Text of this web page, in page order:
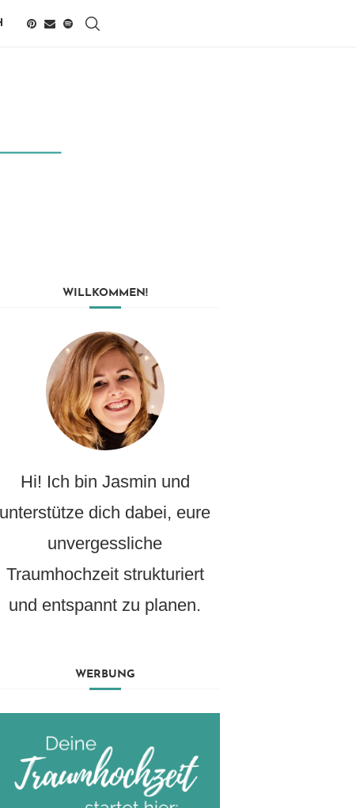
WILLKOMMEN!
Hi! Ich bin Jasmin und
unterstütze dich dabei, eure
unvergessliche
Traumhochzeit strukturiert
und entspannt zu planen.
WERBUNG